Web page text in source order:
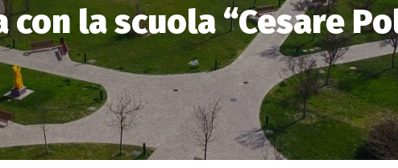
con la scuola “Cesare